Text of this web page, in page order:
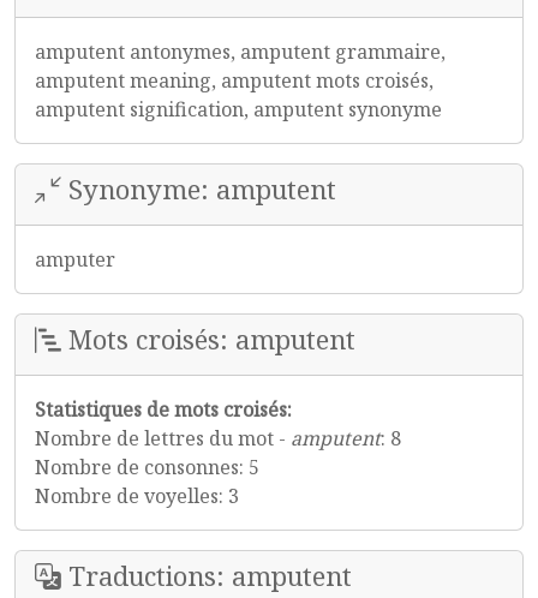
amputent antonymes, amputent grammaire,
amputent meaning, amputent mots croisés,
amputent signification, amputent synonyme
Synonyme: amputent
amputer
Mots croisés: amputent
Statistiques de mots croisés:
Nombre de lettres du mot - amputent: 8
Nombre de consonnes: 5
Nombre de voyelles: 3
Traductions: amputent